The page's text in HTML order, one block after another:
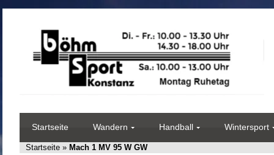
Startseite Wandern Handball Wintersport
Startseite » Mach 1 MV 95 W GW